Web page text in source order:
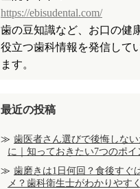
https://ebisudental.com/
歯の豆知識など、お口の健
役立つ歯科情報を発信して
ます。
最近の投稿
歯医者さん選びで後悔しない
に｜知っておきたい7つのポイ
歯磨きは1日何回？食後すぐ
メ？歯科衛生士がわかりやす